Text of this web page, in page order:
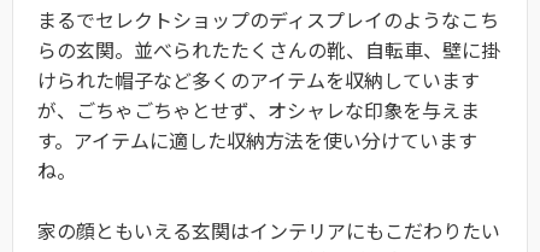
まるでセレクトショップのディスプレイのようなこち
らの玄関。並べられたたくさんの靴、自転車、壁に掛
けられた帽子など多くのアイテムを収納しています
が、ごちゃごちゃとせず、オシャレな印象を与えま
す。アイテムに適した収納方法を使い分けています
ね。
家の顔ともいえる玄関はインテリアにもこだわりたい